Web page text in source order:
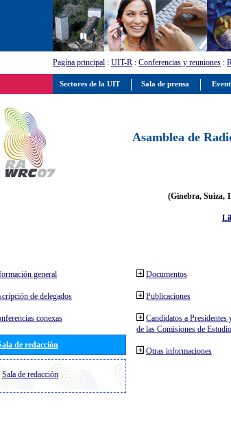
Pagína principal : UIT-R : Conferencias y reuniones :
Asamblea de
(Ginebra, Suiza,
general
de delegados
conexas
de redacción
Sala de redacción
Documentos
Publicaciones
Candidatos a Presidentes
de las Comisiones de
Otras informaciones
Sectores de la UIT Sala de prensa